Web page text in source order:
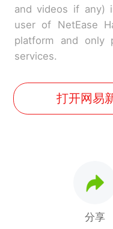
and videos if any)
user of NetEase
platform and only
services.
打开网易
分享